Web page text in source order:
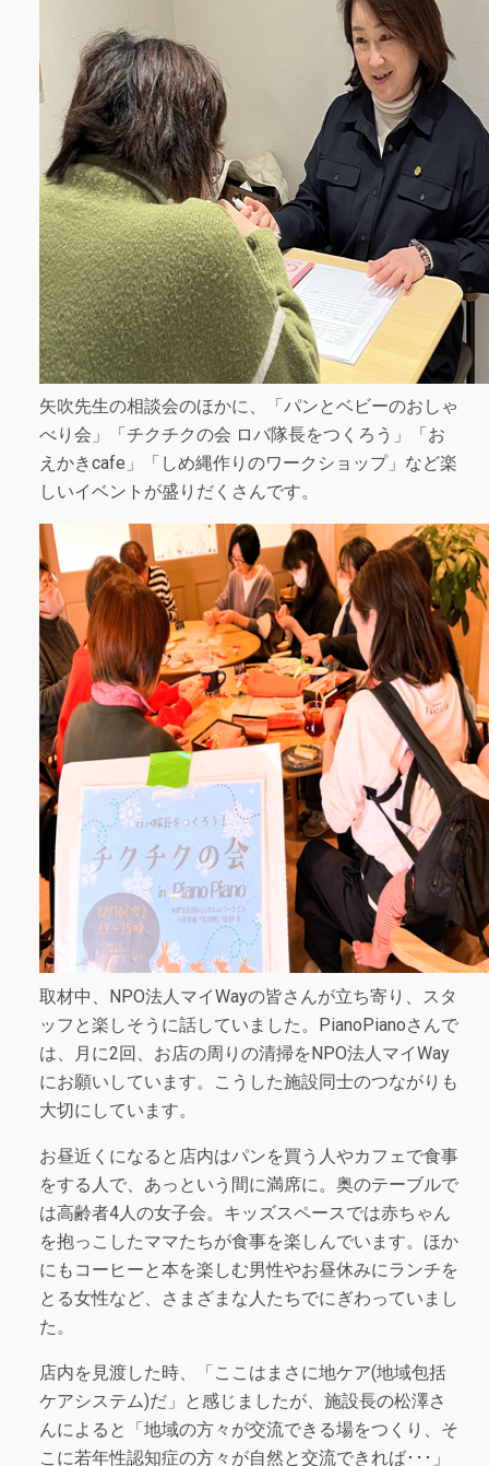
矢吹先生の相談会のほかに、「パンとベビーのおしゃ
べり会」「チクチクの会 ロバ隊長をつくろう」「お
えかきcafe」「しめ縄作りのワークショップ」など楽
しいイベントが盛りだくさんです。
取材中、NPO法人マイWayの皆さんが立ち寄り、スタ
ッフと楽しそうに話していました。PianoPianoさんで
は、月に2回、お店の周りの清掃をNPO法人マイWay
にお願いしています。こうした施設同士のつながりも
大切にしています。
お昼近くになると店内はパンを買う人やカフェで食事
をする人で、あっという間に満席に。奥のテーブルで
は高齢者4人の女子会。キッズスペースでは赤ちゃん
を抱っこしたママたちが食事を楽しんでいます。ほか
にもコーヒーと本を楽しむ男性やお昼休みにランチを
とる女性など、さまざまな人たちでにぎわっていまし
た。
店内を見渡した時、「ここはまさに地ケア(地域包括
ケアシステム)だ」と感じましたが、施設長の松澤さ
んによると「地域の方々が交流できる場をつくり、そ
こに若年性認知症の方々が自然と交流できれば･･･」